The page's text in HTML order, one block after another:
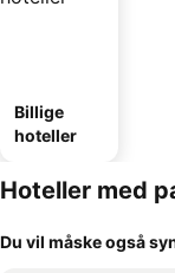
Billige
hoteller
Hoteller med
Du vil måske også